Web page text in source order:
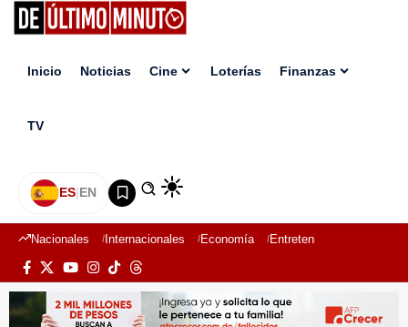
Inicio Noticias Cine Loterías Finanzas
TV
ES|EN
Nacionales Internacionales Economía Entretenimiento